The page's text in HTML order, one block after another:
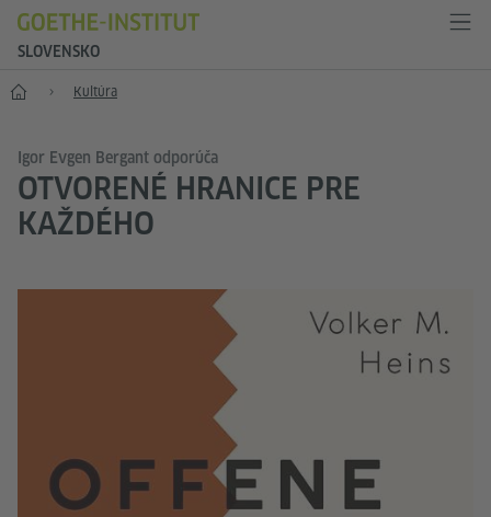
SLOVENSKO
Štart Kultúra
Igor Evgen Bergant odporúča
OTVORENÉ HRANICE PRE
KAŽDÉHO